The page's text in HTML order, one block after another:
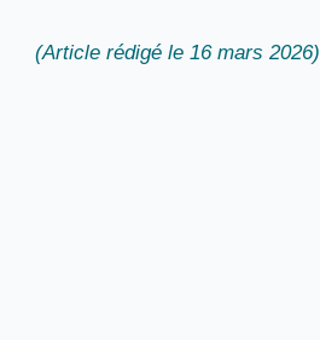
(Article rédigé le 16 mars 2026)